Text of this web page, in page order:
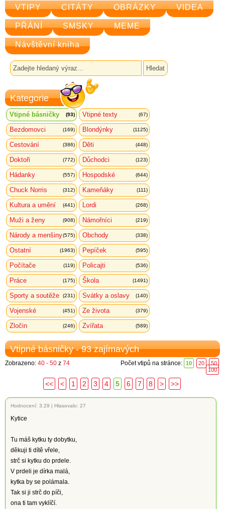
VTIPY CITÁTY OBRÁZKY VIDEA
PŘÁNÍ SMSKY MEME
Návštěvní kniha
Kategorie
Vtipné básničky (93) Vtipné texty (67)
Bezdomovci (169) Blondýnky (1125)
Cestování (386) Děti (448)
Doktoři (772) Důchodci (123)
Hádanky (557) Hospodské (644)
Chuck Norris (312) Kameňáky (111)
Kultura a umění (441) Lordi (268)
Muži a ženy (908) Námořníci (219)
Národy a menšiny(575) Obchody (338)
Ostatní (1963) Pepíček (595)
Počítače (119) Policajti (536)
Práce (175) Škola (1491)
Sporty a soutěže (231) Svátky a oslavy (140)
Vojenské (451) Ze života (379)
Zločin (246) Zvířata (589)
Vtipné básničky - 93 zajímavých
Zobrazeno: 40 - 50 z 74 Počet vtipů na stránce: 10 20
50
100
<< < 1 2 3 4 5 6 7 8 > >>
Hodnocení: 3.29 | Hlasovalo: 27
Kytice
Tu máš kytku ty dobytku,
děkuji ti dítě vřele,
strč si kytku do prdele.
V prdeli je dírka malá,
kytka by se polámala.
Tak si ji strč do píči,
ona ti tam vyklíčí.